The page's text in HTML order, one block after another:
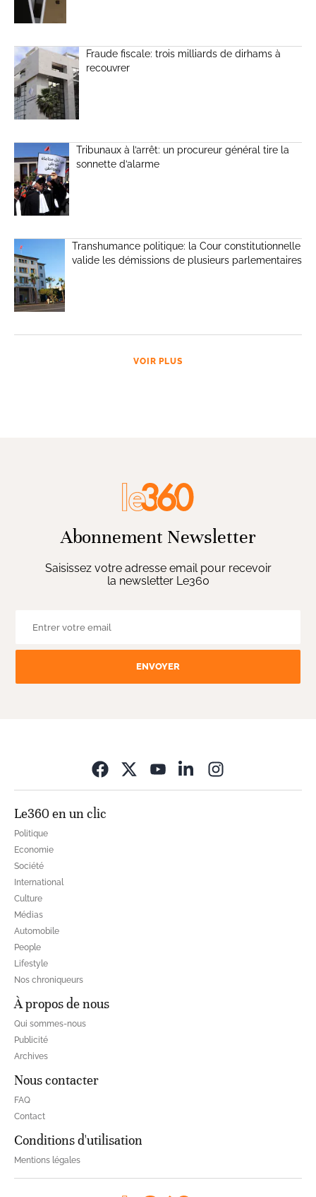
Fraude fiscale: trois milliards de dirhams à
recouvrer
Tribunaux à l’arrêt: un procureur général tire la
sonnette d’alarme
Transhumance politique: la Cour constitutionnelle
valide les démissions de plusieurs parlementaires
VOIR PLUS
Abonnement Newsletter
Saisissez votre adresse email pour recevoir
la newsletter Le360
ENVOYER
Le360 en un clic
Politique
Economie
Société
International
Culture
Médias
Automobile
People
Lifestyle
Nos chroniqueurs
À propos de nous
Qui sommes-nous
Publicité
Archives
Nous contacter
FAQ
Contact
Conditions d'utilisation
Mentions légales